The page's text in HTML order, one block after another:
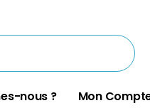
nous ? Mon